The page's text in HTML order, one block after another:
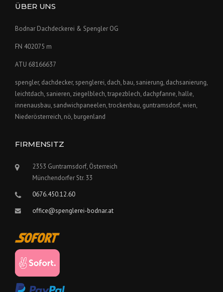
ÜBER UNS
Bodnar Dachdeckerei & Spengler OG
FN 402075 m
ATU 68166637
spengler, dachdecker, spenglerei, dach, bau, sanierung, dachsanierung,
leichtdach, sanieren, ziegelblech, trapezblech, dachpfanne, halle,
innenausbau, sandwichpaneelen, trockenbau, guntramsdorf, wien,
Niederösterreich, nö, burgenland
FIRMENSITZ
2353 Guntramsdorf, Österreich
Münchendorfer Str. 33
0676.450.12.60
office@spenglerei-bodnar.at